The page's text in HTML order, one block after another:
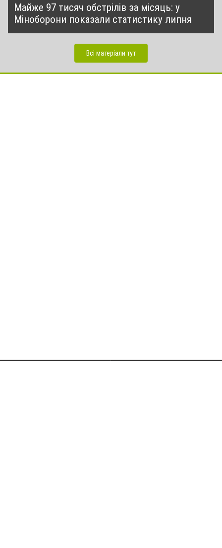
Майже 97 тисяч обстрілів за місяць: у
Міноборони показали статистику липня
Всі матеріали тут